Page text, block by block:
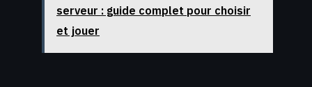
serveur : guide complet pour choisir
et jouer